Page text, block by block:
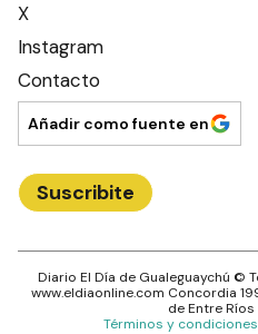
X
Instagram
Contacto
Añadir como fuente en
Suscribite
Diario El Día de Gualeguaychú ©
www.eldiaonline.com Concordia
deEntre Ríos
Términos y condiciones